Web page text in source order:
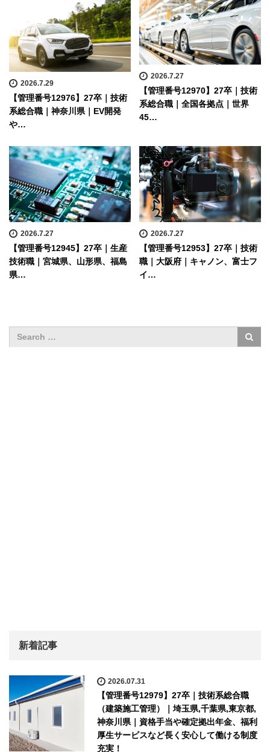
2026.7.29
【管理番号12976】27卒｜技術
系総合職｜神奈川県｜EV開発
や…
2026.7.27
【管理番号12970】27卒｜技術
系総合職｜全国各拠点｜世界
45…
2026.7.27
【管理番号12945】27卒｜生産
技術職｜宮城県、山形県、福島
県…
2026.7.27
【管理番号12953】27卒｜技術
職｜大阪府｜キャノン、富士フ
イ…
新着記事
2026.07.31
【管理番号12979】27卒｜技術系総合職
（建築施工管理）｜埼玉県,千葉県,東京都,
神奈川県｜資格手当や確定拠出年金、福利
厚生サービスなど長く安心して働ける制度
充実！